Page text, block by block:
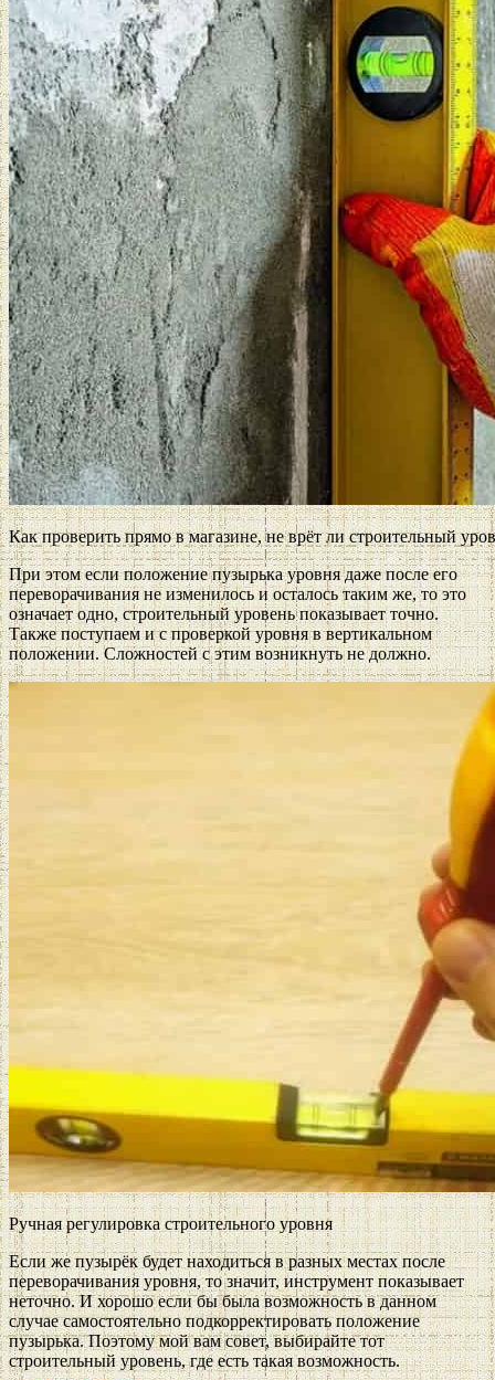
Как проверить прямо в магазине, не врёт ли строительный
При этом если положение пузырька уровня даже после его
переворачивания не изменилось и осталось таким же, то это
означает одно, строительный уровень показывает точно.
Также поступаем и с проверкой уровня в вертикальном
положении. Сложностей с этим возникнуть не должно.
Ручная регулировка строительного уровня
Если же пузырёк будет находиться в разных местах после
переворачивания уровня, то значит, инструмент показывает
неточно. И хорошо если бы была возможность в данном
случае самостоятельно подкорректировать положение
пузырька. Поэтому мой вам совет, выбирайте тот
строительный уровень, где есть такая возможность.